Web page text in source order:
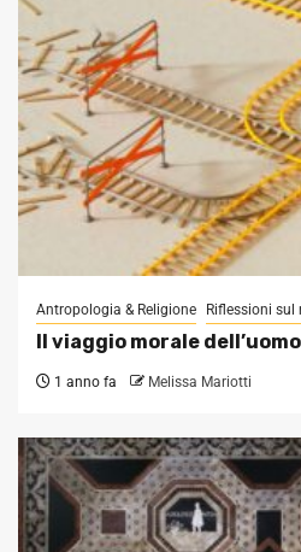
Antropologia & Religione Riflessioni sul
Il viaggio morale
1 anno fa Melissa Mariotti